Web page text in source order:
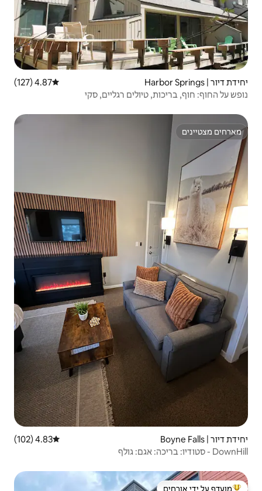
דירוג ממוצע של 4.87 מתוך 5, 127 ביקורות
4.87 (127)
רגליים, סקי
דירוג ממוצע של 4.83 מתוך 5, 102 ביקורות
4.83 (102)